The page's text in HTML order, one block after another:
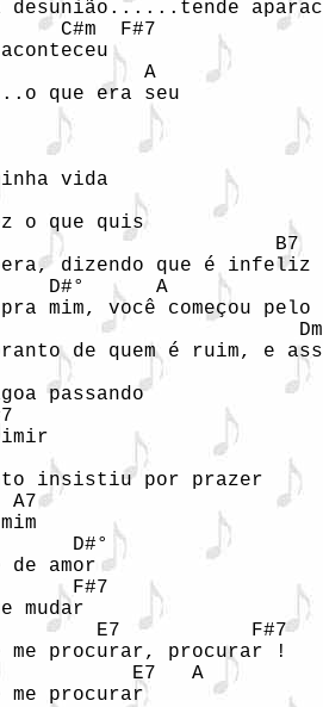
desunião......tende
C#m  F#7
A
que era seu
vida
o que quis
B7
dizendo que é infeliz
D#°      A
mim, você começou pelo
de quem é ruim, e
passando
insistiu por prazer
A7
D#°
amor
F#7
mudar
E7           F#7
me procurar, procurar !
E7   A
procurar